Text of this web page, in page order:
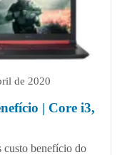
de 2020
| Core i3,
custo benefício do